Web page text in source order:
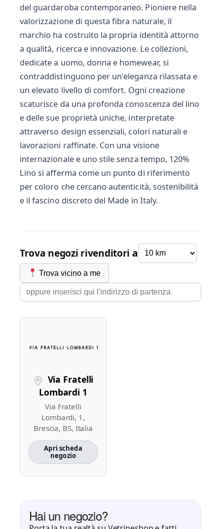
del guardaroba contemporaneo. Pioniere nella
valorizzazione di questa fibra naturale, il
marchio ha costruito la propria identità attorno
a qualità, ricerca e innovazione. Le collezioni,
dedicate a uomo, donna e homewear, si
contraddistinguono per un'eleganza rilassata e
un elevato livello di comfort. Ogni creazione
scaturisce da una profonda conoscenza del lino
e delle sue proprietà uniche, interpretate
attraverso design essenziali, colori naturali e
lavorazioni raffinate. Con una visione
internazionale e uno stile senza tempo, 120%
Lino si afferma come un punto di riferimento
per coloro che cercano autenticità, sostenibilità
e il fascino discreto del Made in Italy.
Trova negozi rivenditori a
Trova vicino a me
Via Fratelli
Lombardi 1
Via Fratelli
Lombardi, 1,
Brescia, BS, Italia
Apri scheda
negozio
Hai un negozio?